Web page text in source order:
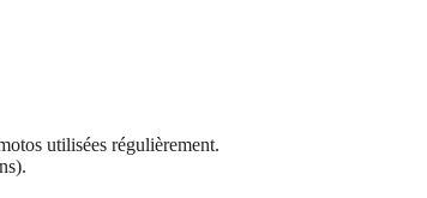
utilisées régulièrement.